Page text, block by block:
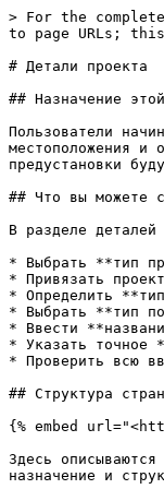
> For the complete documentation index, see [llms.txt](https://docs.solarvis.co/llms.txt). Markdown versions of documentation pages are available by appending `.md` to page URLs; this page is available as [Markdown](https://docs.solarvis.co/documentation/ru/project-design/create-a-project/project-details.md).

# Детали проекта

## Назначение этой страницы <a href="#purpose-of-this-page" id="purpose-of-this-page"></a>

Пользователи начинают рабочий процесс проектирования солнечной электростанции с определения типа проекта, клиента, типа объекта, типа подключения к сети, местоположения и ответственного исполнителя. Эти данные определяют, какие инструменты проектирования будут использоваться и какие нормативные требования и предустановки будут применяться на протяжении всего жизненного цикла проекта.

## Что вы можете сделать здесь <a href="#what-you-can-do-here" id="what-you-can-do-here"></a>

В разделе деталей проекта вы можете:

* Выбрать **тип проекта**: Базовый или Профессиональный, в зависимости от требуемого уровня детализации
* Привязать проект к существующему